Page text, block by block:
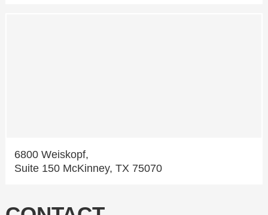
6800 Weiskopf,
Suite 150 McKinney, TX 75070